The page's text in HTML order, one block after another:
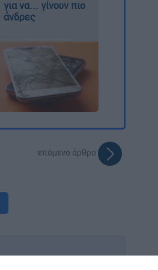
για να... γίνουν πιο
άνδρες
επόμενο άρθρο